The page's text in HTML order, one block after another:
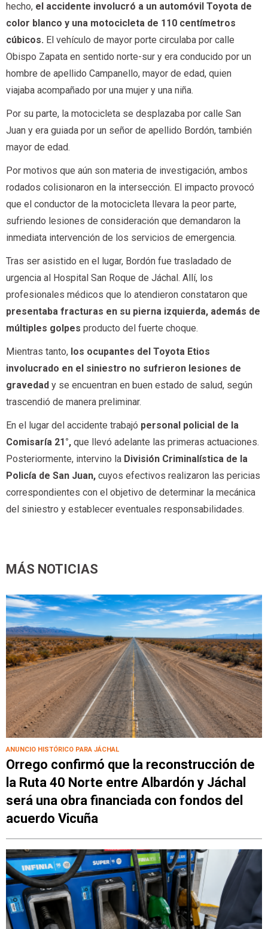
hecho, el accidente involucró a un automóvil Toyota de
color blanco y una motocicleta de 110 centímetros
cúbicos. El vehículo de mayor porte circulaba por calle
Obispo Zapata en sentido norte-sur y era conducido por un
hombre de apellido Campanello, mayor de edad, quien
viajaba acompañado por una mujer y una niña.
Por su parte, la motocicleta se desplazaba por calle San
Juan y era guiada por un señor de apellido Bordón, también
mayor de edad.
Por motivos que aún son materia de investigación, ambos
rodados colisionaron en la intersección. El impacto provocó
que el conductor de la motocicleta llevara la peor parte,
sufriendo lesiones de consideración que demandaron la
inmediata intervención de los servicios de emergencia.
Tras ser asistido en el lugar, Bordón fue trasladado de
urgencia al Hospital San Roque de Jáchal. Allí, los
profesionales médicos que lo atendieron constataron que
presentaba fracturas en su pierna izquierda, además de
múltiples golpes producto del fuerte choque.
Mientras tanto, los ocupantes del Toyota Etios
involucrado en el siniestro no sufrieron lesiones de
gravedad y se encuentran en buen estado de salud, según
trascendió de manera preliminar.
En el lugar del accidente trabajó personal policial de la
Comisaría 21°, que llevó adelante las primeras actuaciones.
Posteriormente, intervino la División Criminalística de la
Policía de San Juan, cuyos efectivos realizaron las pericias
correspondientes con el objetivo de determinar la mecánica
del siniestro y establecer eventuales responsabilidades.
MÁS NOTICIAS
ANUNCIO HISTÓRICO PARA JÁCHAL
Orrego confirmó que la reconstrucción de
la Ruta 40 Norte entre Albardón y Jáchal
será una obra financiada con fondos del
acuerdo Vicuña